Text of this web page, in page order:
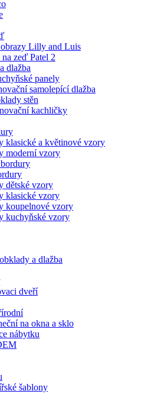
Lilly and Luis
zeď Patel 2
dlažba
panely
samolepící dlažba
stěn
kachličky
klasické a květinové vzory
moderní vzory
dětské vzory
klasické vzory
koupelnové vzory
kuchyňské vzory
a dlažba
dveří
na okna a sklo
nábytku
šablony